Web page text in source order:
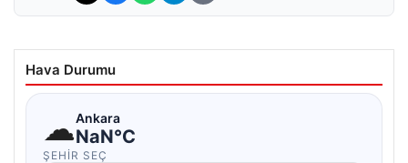
Hava Durumu
☁Ankara
NaN°C
ŞEHIR SEÇ